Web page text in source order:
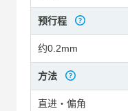
预行程
约0.2mm
方法
直进・偏角